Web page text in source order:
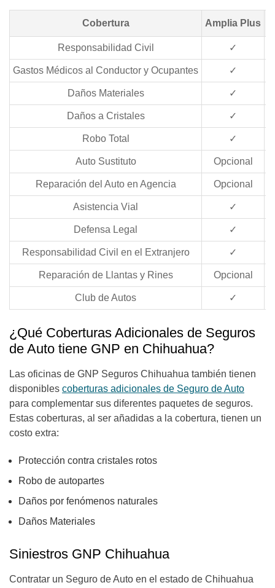
Cobertura Amplia Plus
Responsabilidad Civil ✓
Gastos Médicos al Conductor y Ocupantes ✓
Daños Materiales ✓
Daños a Cristales ✓
Robo Total ✓
Auto Sustituto Opcional
Reparación del Auto en Agencia Opcional
Asistencia Vial ✓
Defensa Legal ✓
Responsabilidad Civil en el Extranjero ✓
Reparación de Llantas y Rines Opcional
Club de Autos ✓
¿Qué Coberturas Adicionales de Seguros
de Auto tiene GNP en Chihuahua?
Las oficinas de GNP Seguros Chihuahua también tienen
disponibles coberturas adicionales de Seguro de Auto
para complementar sus diferentes paquetes de seguros.
Estas coberturas, al ser añadidas a la cobertura, tienen un
costo extra:
Protección contra cristales rotos
Robo de autopartes
Daños por fenómenos naturales
Daños Materiales
Siniestros GNP Chihuahua
Contratar un Seguro de Auto en el estado de Chihuahua